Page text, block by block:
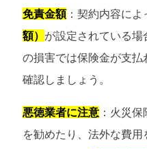
免責金額：契約内容によ
額） が設定されている
の損害では保険金が支
確認しましょう。
悪徳業者に注意：火災保
を勧めたり、法外な費